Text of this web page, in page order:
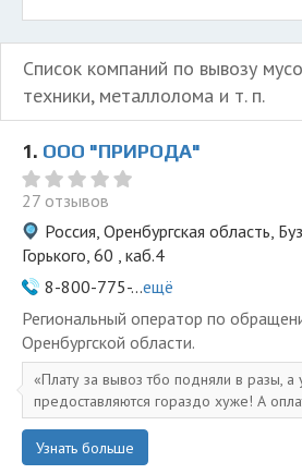
Список компаний по вывозу
техники, металлолома и т. п.
1. ООО "ПРИРОДА"
27 отзывов
Россия, Оренбургская область,
Горького, 60 , каб.4
8-800-775-...ещё
Региональный оператор по
Оренбургской области.
Плату за вывоз тбо подняли в разы, а
предоставляются гораздо хуже! А
Узнать больше